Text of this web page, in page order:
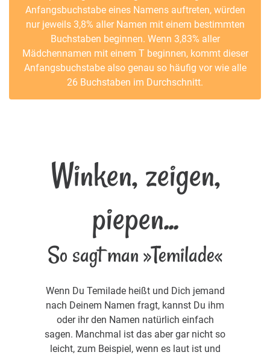
Anfangsbuchstabe eines Namens auftreten, würden
nur jeweils 3,8% aller Namen mit einem bestimmten
Buchstaben beginnen. Wenn 3,83% aller
Mädchennamen mit einem T beginnen, kommt dieser
Anfangsbuchstabe also genau so häufig vor wie alle
26 Buchstaben im Durchschnitt.
Winken, zeigen,
piepen...
So sagt man »Temilade«
Wenn Du Temilade heißt und Dich jemand
nach Deinem Namen fragt, kannst Du ihm
oder ihr den Namen natürlich einfach
sagen. Manchmal ist das aber gar nicht so
leicht, zum Beispiel, wenn es laut ist und